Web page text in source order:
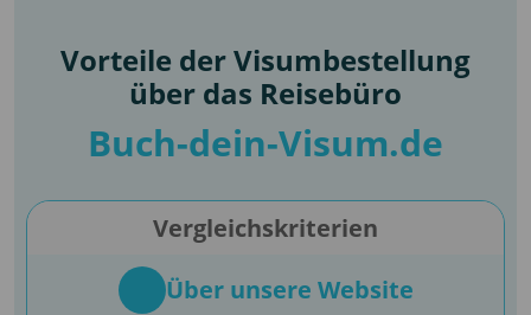
Vorteile der Visumbestellung
über das Reisebüro
Buch-dein-Visum.de
Vergleichskriterien
Über unsere Website